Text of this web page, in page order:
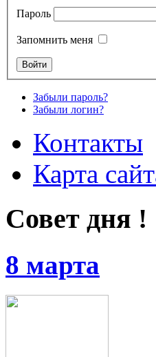
Пароль
Запомнить меня
Забыли пароль?
Забыли логин?
Контакты
Карта
Совет дня !
8 марта